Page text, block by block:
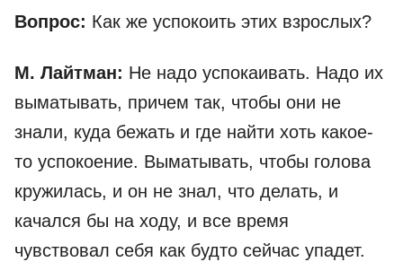
Вопрос: Как же успокоить этих взрослых?
М. Лайтман: Не надо успокаивать. Надо их
выматывать, причем так, чтобы они не
знали, куда бежать и где найти хоть какое-
то успокоение. Выматывать, чтобы голова
кружилась, и он не знал, что делать, и
качался бы на ходу, и все время
чувствовал себя как будто сейчас упадет.